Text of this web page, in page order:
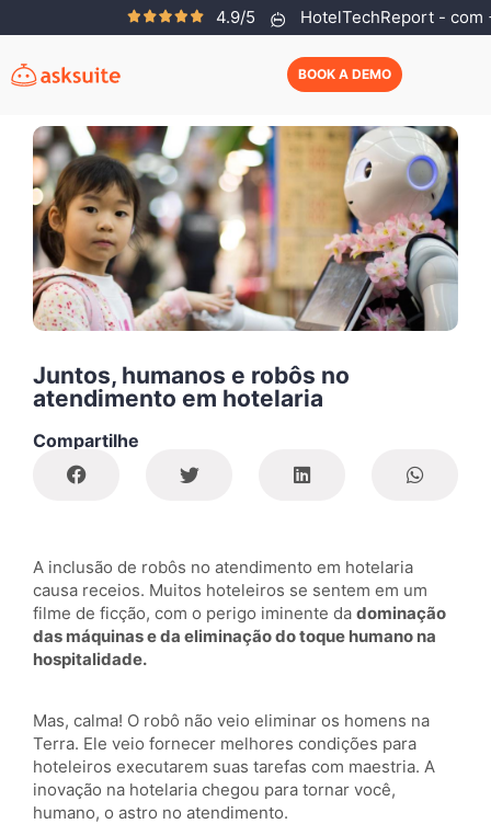
4.9/5 HotelTechReport - com
BOOK A DEMO
Junho 25, 2019
Juntos, humanos e robôs no
atendimento em hotelaria
Compartilhe
A inclusão de robôs no atendimento em hotelaria
causa receios. Muitos hoteleiros se sentem em um
filme de ficção, com o perigo iminente da dominação
das máquinas e da eliminação do toque humano na
hospitalidade.
Mas, calma! O robô não veio eliminar os homens na
Terra. Ele veio fornecer melhores condições para
hoteleiros executarem suas tarefas com maestria. A
inovação na hotelaria chegou para tornar você,
humano, o astro no atendimento.